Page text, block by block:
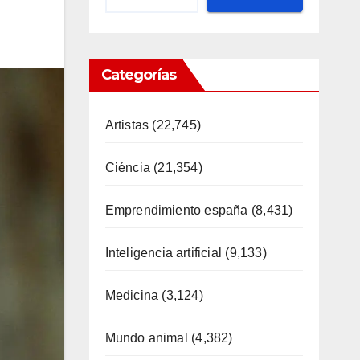
Categorías
Artistas (22,745)
Ciéncia (21,354)
Emprendimiento españa (8,431)
Inteligencia artificial (9,133)
Medicina (3,124)
Mundo animal (4,382)